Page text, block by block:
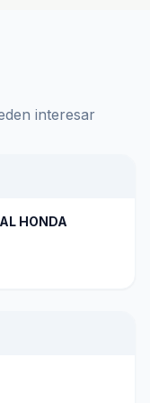
interesar
HONDA